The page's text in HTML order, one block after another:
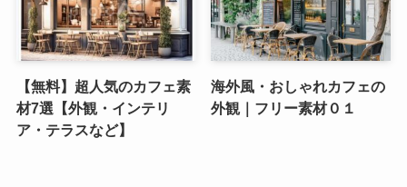
【無料】超人気のカフェ素
材7選【外観・インテリ
ア・テラスなど】
海外風・おしゃれカフェの
外観｜フリー素材０１